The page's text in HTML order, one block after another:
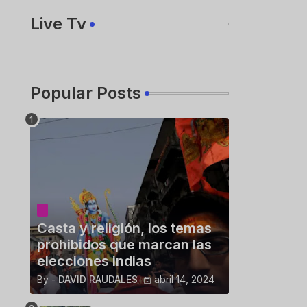
Live Tv
Popular Posts
Casta y religión, los temas
prohibidos que marcan las
elecciones indias
By - DAVID RAUDALES abril 14, 2024